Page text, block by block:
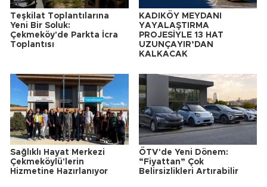
Teşkilat Toplantılarına
Yeni Bir Soluk:
Çekmeköy'de Parkta İcra
Toplantısı
KADIKÖY MEYDANI
YAYALAŞTIRMA
PROJESİYLE 13 HAT
UZUNÇAYIR’DAN
KALKACAK
Sağlıklı Hayat Merkezi
Çekmeköylü'lerin
Hizmetine Hazırlanıyor
ÖTV'de Yeni Dönem:
“Fiyattan” Çok
Belirsizlikleri Artırabilir